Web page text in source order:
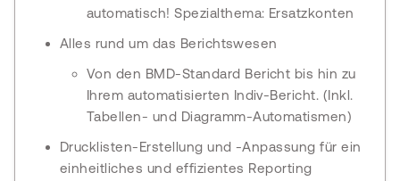
automatisch! Spezialthema: Ersatzkonten
Alles rund um das Berichtswesen
Von den BMD-Standard Bericht bis hin zu
Ihrem automatisierten Indiv-Bericht. (Inkl.
Tabellen- und Diagramm-Automatismen)
Drucklisten-Erstellung und -Anpassung für ein
einheitliches und effizientes Reporting